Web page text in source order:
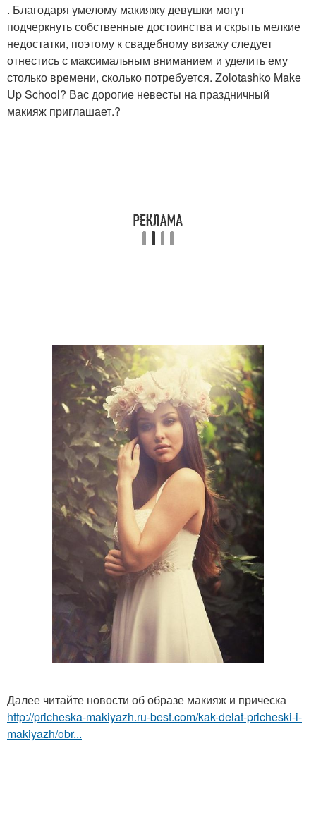
. Благодаря умелому макияжу девушки могут
подчеркнуть собственные достоинства и скрыть мелкие
недостатки, поэтому к свадебному визажу следует
отнестись с максимальным вниманием и уделить ему
столько времени, сколько потребуется. Zolotashko Make
Up School? Вас дорогие невесты на праздничный
макияж приглашает.?
Далее читайте новости об образе макияж и прическа
http://pricheska-makiyazh.ru-best.com/kak-delat-pricheski-i-
makiyazh/obr...